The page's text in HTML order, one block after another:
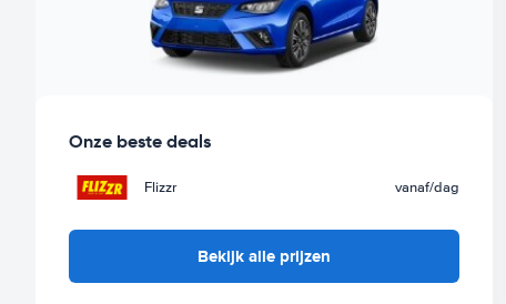
Onze beste deals
Flizzr vanaf/dag
Bekijk alle prijzen